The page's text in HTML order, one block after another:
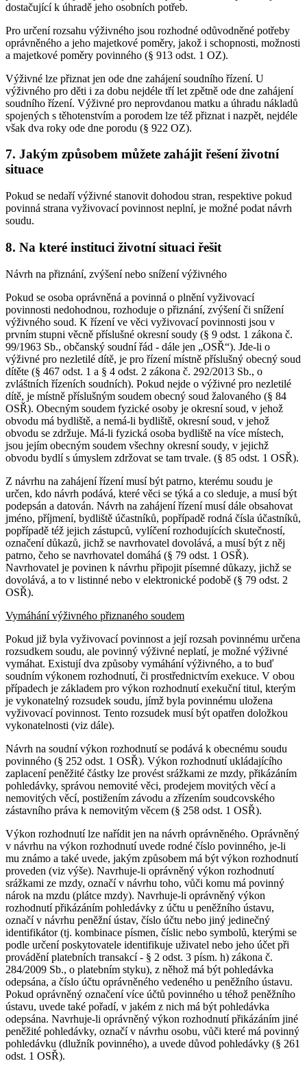
dostačující k úhradě jeho osobních potřeb.
Pro určení rozsahu výživného jsou rozhodné odůvodněné potřeby
oprávněného a jeho majetkové poměry, jakož i schopnosti, možnosti
a majetkové poměry povinného (§ 913 odst. 1 OZ).
Výživné lze přiznat jen ode dne zahájení soudního řízení. U
výživného pro děti i za dobu nejdéle tří let zpětně ode dne zahájení
soudního řízení. Výživné pro neprovdanou matku a úhradu nákladů
spojených s těhotenstvím a porodem lze též přiznat i nazpět, nejdéle
však dva roky ode dne porodu (§ 922 OZ).
7. Jakým způsobem můžete zahájit řešení životní
situace
Pokud se nedaří výživné stanovit dohodou stran, respektive pokud
povinná strana vyživovací povinnost neplní, je možné podat návrh
soudu.
8. Na které instituci životní situaci řešit
Návrh na přiznání, zvýšení nebo snížení výživného
Pokud se osoba oprávněná a povinná o plnění vyživovací
povinnosti nedohodnou, rozhoduje o přiznání, zvýšení či snížení
výživného soud. K řízení ve věci vyživovací povinnosti jsou v
prvním stupni věcně příslušné okresní soudy (§ 9 odst. 1 zákona č.
99/1963 Sb., občanský soudní řád - dále jen „OSŘ“). Jde-li o
výživné pro nezletilé dítě, je pro řízení místně příslušný obecný soud
dítěte (§ 467 odst. 1 a § 4 odst. 2 zákona č. 292/2013 Sb., o
zvláštních řízeních soudních). Pokud nejde o výživné pro nezletilé
dítě, je místně příslušným soudem obecný soud žalovaného (§ 84
OSŘ). Obecným soudem fyzické osoby je okresní soud, v jehož
obvodu má bydliště, a nemá-li bydliště, okresní soud, v jehož
obvodu se zdržuje. Má-li fyzická osoba bydliště na více místech,
jsou jejím obecným soudem všechny okresní soudy, v jejichž
obvodu bydlí s úmyslem zdržovat se tam trvale. (§ 85 odst. 1 OSŘ).
Z návrhu na zahájení řízení musí být patrno, kterému soudu je
určen, kdo návrh podává, které věci se týká a co sleduje, a musí být
podepsán a datován. Návrh na zahájení řízení musí dále obsahovat
jméno, příjmení, bydliště účastníků, popřípadě rodná čísla účastníků,
popřípadě též jejich zástupců, vylíčení rozhodujících skutečností,
označení důkazů, jichž se navrhovatel dovolává, a musí být z něj
patrno, čeho se navrhovatel domáhá (§ 79 odst. 1 OSŘ).
Navrhovatel je povinen k návrhu připojit písemné důkazy, jichž se
dovolává, a to v listinné nebo v elektronické podobě (§ 79 odst. 2
OSŘ).
Vymáhání výživného přiznaného soudem
Pokud již byla vyživovací povinnost a její rozsah povinnému určena
rozsudkem soudu, ale povinný výživné neplatí, je možné výživné
vymáhat. Existují dva způsoby vymáhání výživného, a to buď
soudním výkonem rozhodnutí, či prostřednictvím exekuce. V obou
případech je základem pro výkon rozhodnutí exekuční titul, kterým
je vykonatelný rozsudek soudu, jímž byla povinnému uložena
vyživovací povinnost. Tento rozsudek musí být opatřen doložkou
vykonatelnosti (viz dále).
Návrh na soudní výkon rozhodnutí se podává k obecnému soudu
povinného (§ 252 odst. 1 OSŘ). Výkon rozhodnutí ukládajícího
zaplacení peněžité částky lze provést srážkami ze mzdy, přikázáním
pohledávky, správou nemovité věci, prodejem movitých věcí a
nemovitých věcí, postižením závodu a zřízením soudcovského
zástavního práva k nemovitým věcem (§ 258 odst. 1 OSŘ).
Výkon rozhodnutí lze nařídit jen na návrh oprávněného. Oprávněný
v návrhu na výkon rozhodnutí uvede rodné číslo povinného, je-li
mu známo a také uvede, jakým způsobem má být výkon rozhodnutí
proveden (viz výše). Navrhuje-li oprávněný výkon rozhodnutí
srážkami ze mzdy, označí v návrhu toho, vůči komu má povinný
nárok na mzdu (plátce mzdy). Navrhuje-li oprávněný výkon
rozhodnutí přikázáním pohledávky z účtu u peněžního ústavu,
označí v návrhu peněžní ústav, číslo účtu nebo jiný jedinečný
identifikátor (tj. kombinace písmen, číslic nebo symbolů, kterými se
podle určení poskytovatele identifikuje uživatel nebo jeho účet při
provádění platebních transakcí - § 2 odst. 3 písm. h) zákona č.
284/2009 Sb., o platebním styku), z něhož má být pohledávka
odepsána, a číslo účtu oprávněného vedeného u peněžního ústavu.
Pokud oprávněný označení více účtů povinného u téhož peněžního
ústavu, uvede také pořadí, v jakém z nich má být pohledávka
odepsána. Navrhuje-li oprávněný výkon rozhodnutí přikázáním jiné
peněžité pohledávky, označí v návrhu osobu, vůči které má povinný
pohledávku (dlužník povinného), a uvede důvod pohledávky (§ 261
odst. 1 OSŘ).